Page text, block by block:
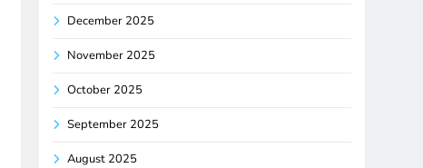
December 2025
November 2025
October 2025
September 2025
August 2025